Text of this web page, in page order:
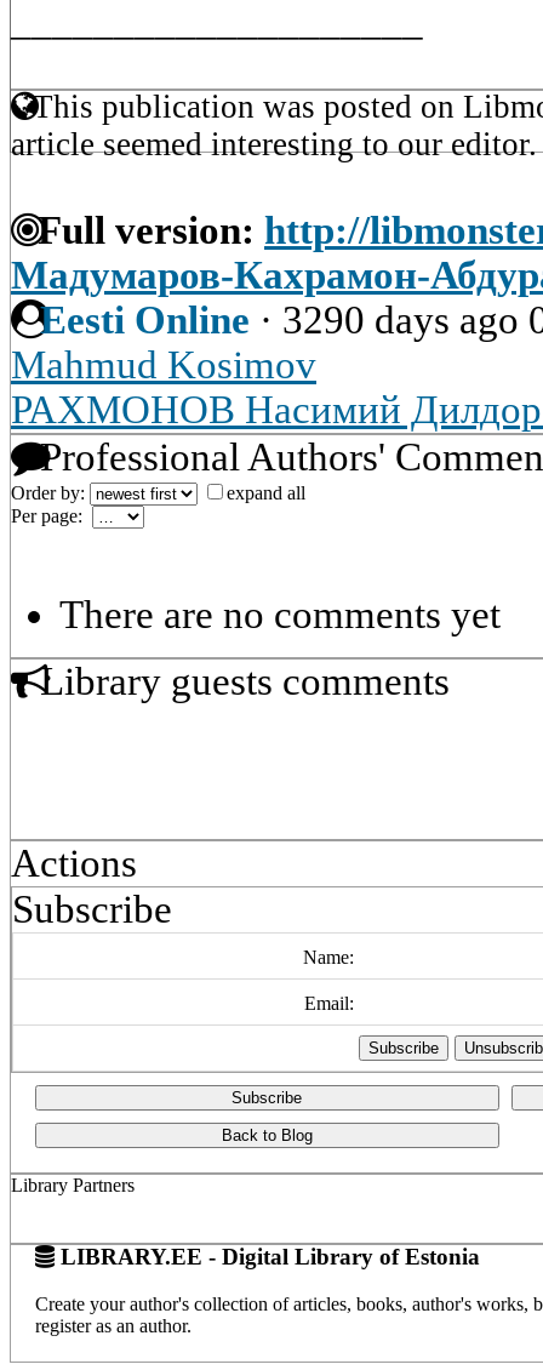
This publication was posted on
article seemed interesting to our editor.
Full version: http://
Мадумаров-Кахрамон-
Eesti Online · 3290 days ago
Mahmud Kosimov
РАХМОНОВ Насимий
Professional Authors'
Order by:
expand all
Per page:
There are no comments yet
Library guests comments
Actions
Subscribe
Name:
Email:
Subscribe
Back to Blog
Library Partners
LIBRARY.EE - Digital Library of Estonia
Create your author's collection of articles, books, author's
register as an author.